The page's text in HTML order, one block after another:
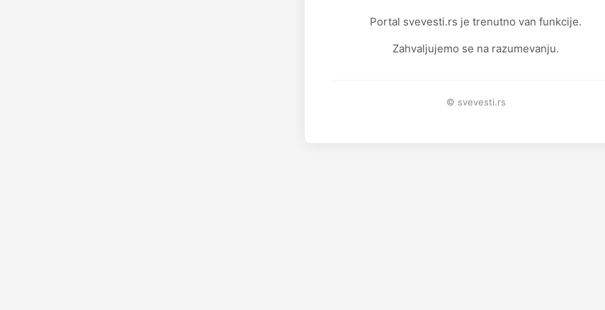
Portal svevesti.rs je trenutno van funkcije.
Zahvaljujemo se na razumevanju.
© svevesti.rs